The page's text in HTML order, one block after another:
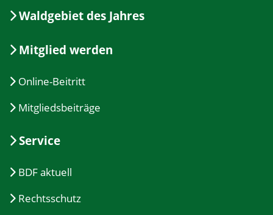
Waldgebiet des Jahres
Mitglied werden
Online-Beitritt
Mitgliedsbeiträge
Service
BDF aktuell
Rechtsschutz